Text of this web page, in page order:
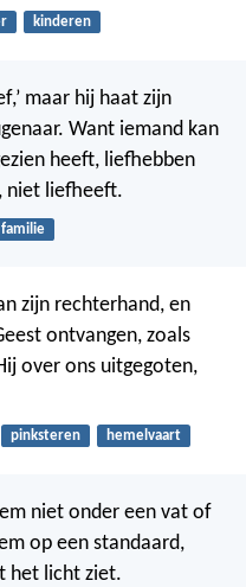
kinderen
maar hij haat zijn
Want iemand kan
heeft, liefhebben
niet liefheeft.
familie
zijn rechterhand, en
ontvangen, zoals
over ons uitgegoten,
pinksteren hemelvaart
niet onder een vat of
op een standaard,
het licht ziet.